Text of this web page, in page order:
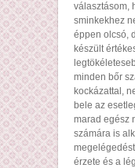
választásom,
sminkekhez
éppen olcsó,
készült
minden bőr
kockázattal,
bele az
marad egész
számára is
érzete és a